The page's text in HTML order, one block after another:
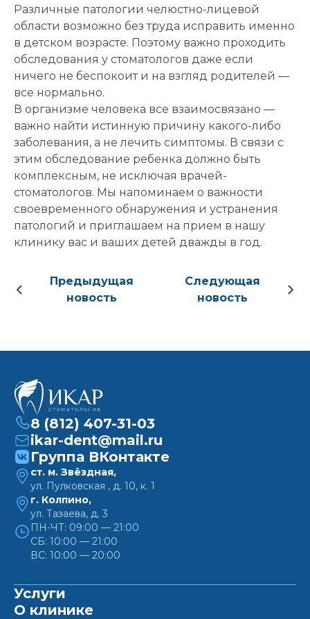
Различные патологии челюстно-лицевой
области возможно без труда исправить именно
в детском возрасте. Поэтому важно проходить
обследования у стоматологов даже если
ничего не беспокоит и на взгляд родителей —
все нормально.
В организме человека все взаимосвязано —
важно найти истинную причину какого-либо
заболевания, а не лечить симптомы. В связи с
этим обследование ребенка должно быть
комплексным, не исключая врачей-
стоматологов. Мы напоминаем о важности
своевременного обнаружения и устранения
патологий и приглашаем на прием в нашу
клинику вас и ваших детей дважды в год.
Предыдущая
новость
Следующая
новость
8 (812) 407-31-03
ikar-dent@mail.ru
Группа ВКонтакте
ст. м. Звёздная,
ул. Пулковская , д. 10, к. 1
г. Колпино,
ул. Тазаева, д. 3
ПН-ЧТ: 09:00 — 21:00
СБ: 10:00 — 21:00
ВС: 10:00 — 20:00
Услуги
О клинике